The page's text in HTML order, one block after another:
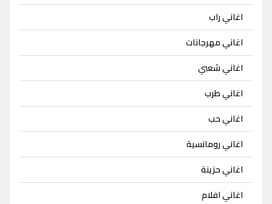
اغاني راب
اغاني مهرجانات
اغاني شعبي
اغاني طرب
اغاني حب
اغاني رومانسية
اغاني حزينة
اغاني افلام